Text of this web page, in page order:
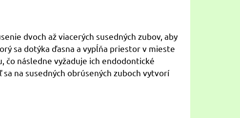
dvoch až viacerých susedných zubov, aby
sa dotýka ďasna a vypĺňa priestor v mieste
čo následne vyžaduje ich endodontické
na susedných obrúsených zuboch vytvorí